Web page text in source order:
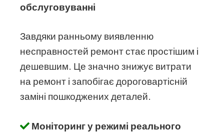
обслуговуванні
Завдяки ранньому виявленню
несправностей ремонт стає простішим і
дешевшим. Це значно знижує витрати
на ремонт і запобігає дороговартісній
заміні пошкоджених деталей.
Моніторинг у режимі реального